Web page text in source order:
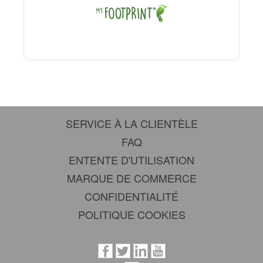
SERVICE À LA CLIENTÈLE
FAQ
ENTENTE D'UTILISATION
MARQUE DE COMMERCE
CONFIDENTIALITÉ
POLITIQUE COOKIES